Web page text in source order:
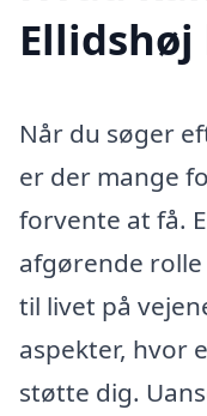
Når du søger
er der mange
forvente at få.
afgørende
til livet på
aspekter, hvor
støtte dig.